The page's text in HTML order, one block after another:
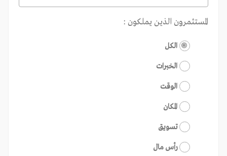
المستثمرون الذين يملكون :
الكل
الخبرات
الوقت
المكان
تسويق
رأس مال